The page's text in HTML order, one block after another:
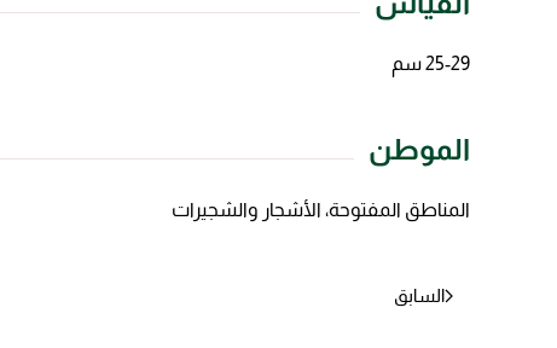
25-29 سم
الموطن
المناطق المفتوحة، الأشجار والشجيرات
السابق